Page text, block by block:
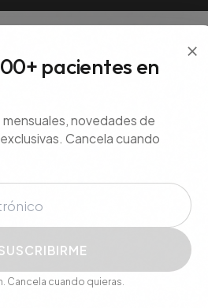
×
pacientes en
novedades de
Cancela cuando
Cancela cuando quieras.